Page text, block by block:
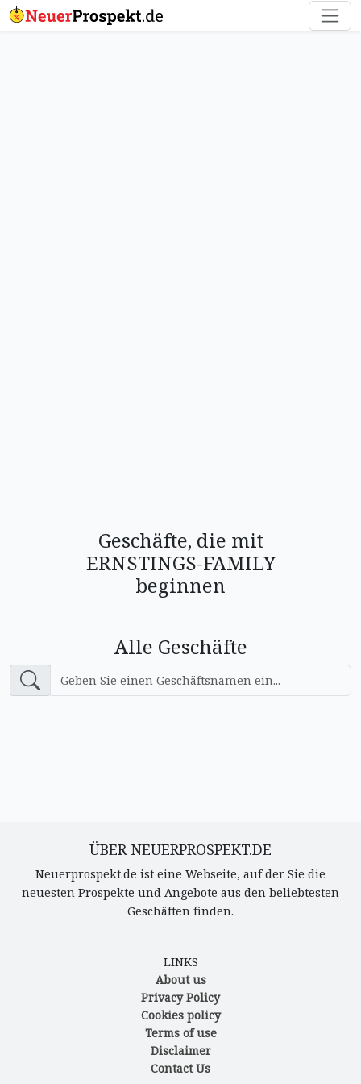
Geschäfte, die mit
ERNSTINGS-FAMILY
beginnen
Alle Geschäfte
ÜBER NEUERPROSPEKT.DE
Neuerprospekt.de ist eine Webseite, auf der Sie die
neuesten Prospekte und Angebote aus den beliebtesten
Geschäften finden.
LINKS
About us
Privacy Policy
Cookies policy
Terms of use
Disclaimer
Contact Us